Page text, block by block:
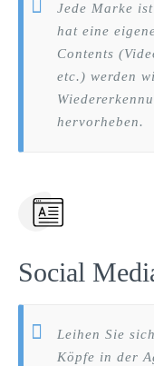
Jede Marke
hat eine
Contents
etc.) werden
hervorheben.
Social
Leihen Sie
Köpfe in der